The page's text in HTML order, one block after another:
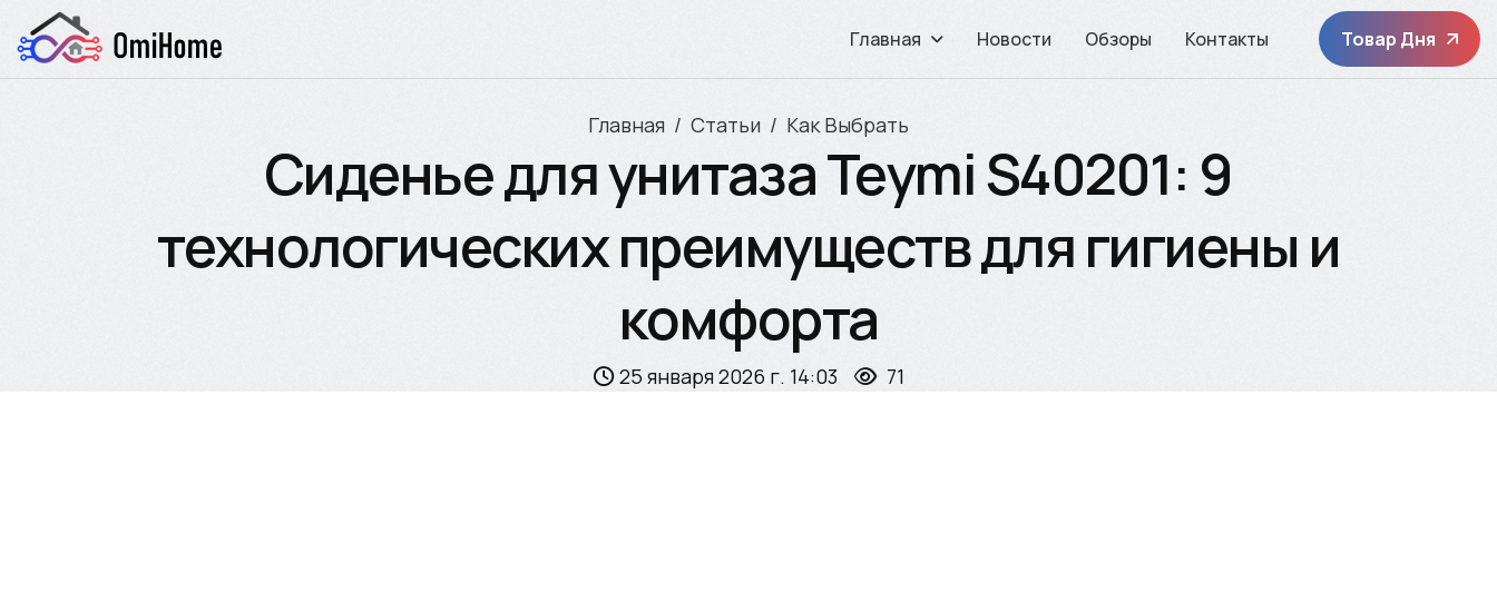
Главная Новости Обзоры Контакты Товар Дня
Главная Статьи Как Выбрать
Сиденье для унитаза Teymi S40201: 9
технологических преимуществ для гигиены и
комфорта
25 января 2026 г. 14:03 71